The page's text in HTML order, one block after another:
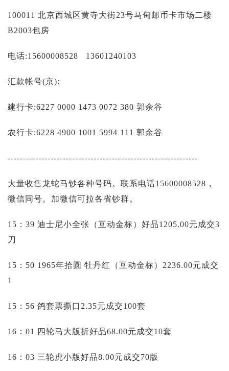
100011 北京西城区黄寺大街23号马甸邮币卡市场二楼
B2003包房
电话:15600008528 13601240103
汇款帐号(京):
建行卡:6227 0000 1473 0072 380 郭余谷
农行卡:6228 4900 1001 5994 111 郭余谷
--------------------------------------------------------------
大量收售龙蛇马钞各种号码。联系电话15600008528，
微信同号。加微信可拉各省钞群。
15：39 迪士尼小全张（互动金标）好品1205.00元成交3
刀
15：50 1965年拾圆 牡丹红（互动金标）2236.00元成交
1
15：56 鸽套票撕口2.35元成交100套
16：01 四轮马大版折好品68.00元成交10套
16：03 三轮虎小版好品8.00元成交70版